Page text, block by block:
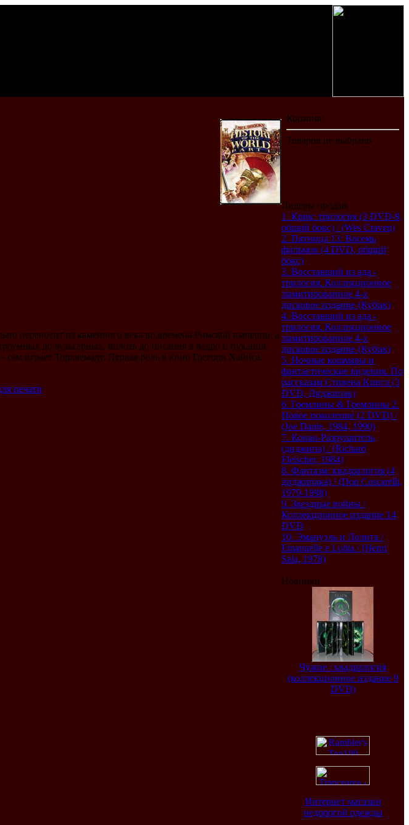
переносит из каменного века во времена Римской империи, а
до вульгарных, вплоть до писания в ведро и пукания.
играет Торквемаду. Первая роль в кино Грегори Хайнса.
печати
Лидеры продаж
1. Крик: трилогия (3 DVD-9,
общий бокс) / (Wes Craven)
2. Пятница 13: Восемь
фильмов (4 DVD, общий
бокс)
3. Восставший из ада -
трилогия. Коллекционное
лимитированное 4-х
дисковое издание (Кубик)
4. Восставший из ада -
трилогия. Коллекционное
лимитированное 4-х
дисковое издание (Кубик)
5. Ночные кошмары и
фантастические видения. По
рассказам Стивена Кинга (3
DVD, Диджипак)
6. Гремлины & Гремлины 2.
Новое поколение (2 DVD) /
(Joe Dante, 1984, 1990)
7. Конан-Разрушитель
(диджипа) / (Richard
Fleischer, 1984)
8. Фантазм: квадралогия (4
диджипака) / (Don Coscarelli,
1979-1998)
9. Звездные войны /
Коллекционное издание 14
DVD
10. Эмануэль и Лолита /
Emanuelle e Lolita / (Henri
Sala, 1978)
Новинки
Чужие : квадралогия
(коллекционное издание 9
DVD)
Интернет магазин
недорогой одежды